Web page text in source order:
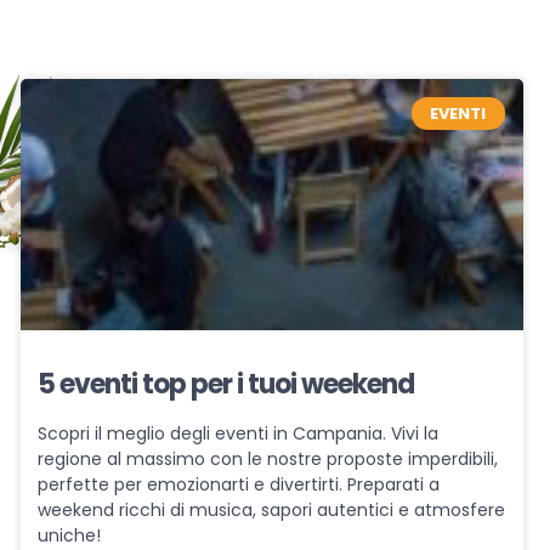
EVENTI
5 eventi top per i tuoi weekend
Scopri il meglio degli eventi in Campania. Vivi la
regione al massimo con le nostre proposte imperdibili,
perfette per emozionarti e divertirti. Preparati a
weekend ricchi di musica, sapori autentici e atmosfere
uniche!